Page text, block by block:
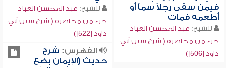
فيمن سقى رجلاً سماً أو
أطعمه فمات
للشيخ: عبد المحسن العباد
جزء من محاضرة ( شرح سنن أبي
داود [506])
للشيخ: عبد المحسن العباد
جزء من محاضرة ( شرح سنن أبي
داود [522])
الفهرس: شرح
حديث (الإيمان بضع